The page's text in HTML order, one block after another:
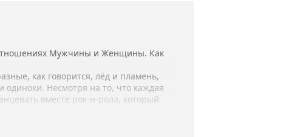
Мужчины и Женщины. Как
как говорится, лёд и пламень,
Несмотря на то, что каждая
вместе рок-н-ролл, который